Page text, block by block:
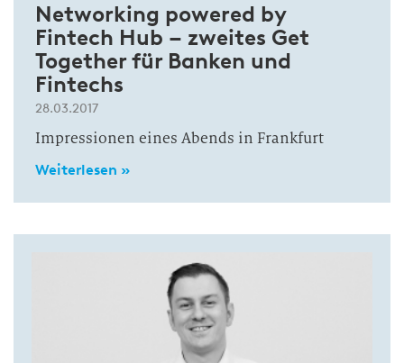
Networking powered by
Fintech Hub – zweites Get
Together für Banken und
Fintechs
28.03.2017
Impressionen eines Abends in Frankfurt
Weiterlesen »